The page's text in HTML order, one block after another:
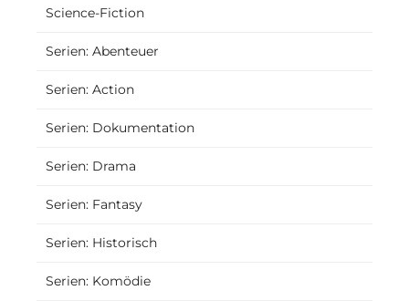
Science-Fiction
Serien: Abenteuer
Serien: Action
Serien: Dokumentation
Serien: Drama
Serien: Fantasy
Serien: Historisch
Serien: Komödie